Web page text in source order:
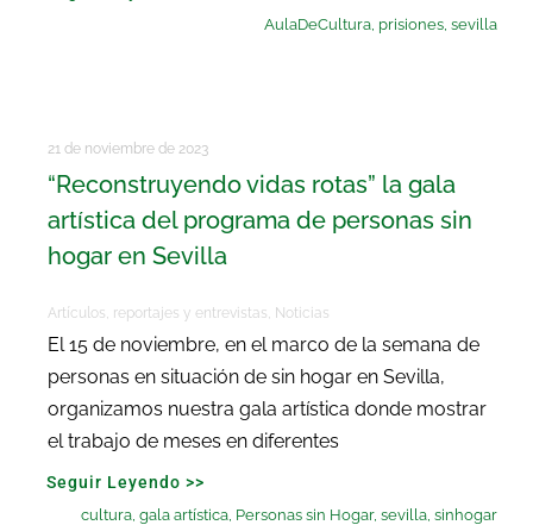
AulaDeCultura, prisiones,sevilla
21 de noviembre de 2023
“Reconstruyendo vidas rotas” la gala
artística del programa de personas sin
hogar en Sevilla
Artículos, reportajes y entrevistas, Noticias
El 15 de noviembre, en el marco de la semana de
personas en situación de sin hogar en Sevilla,
organizamos nuestra gala artística donde mostrar
el trabajo de meses en diferentes
Seguir Leyendo >>
cultura ,gala artística Personas sin Hogar,sevilla ,sinhogar